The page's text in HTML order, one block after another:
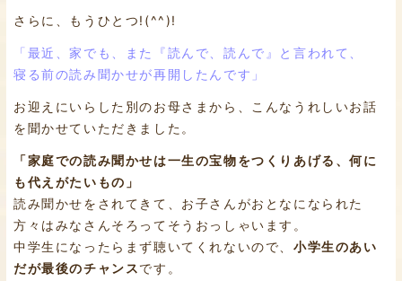
さらに、もうひとつ!(^^)!
「最近、家でも、また『読んで、読んで』と言われて、
寝る前の読み聞かせが再開したんです」
お迎えにいらした別のお母さまから、こんなうれしいお話
を聞かせていただきました。
「家庭での読み聞かせは一生の宝物をつくりあげる、何に
も代えがたいもの」
読み聞かせをされてきて、お子さんがおとなになられた
方々はみなさんそろってそうおっしゃいます。
中学生になったらまず聴いてくれないので、 小学生のあい
だが最後のチャンスです。